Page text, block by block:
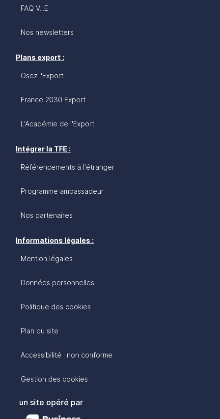
FAQ V.I.E
Nos newsletters
Plans export :
Osez l'Export
France 2030 Export
L'Académie de l'Export
Intégrer la TFE :
Référencements à l'étranger
Programme ambassadeur
Nos partenaires
Informations légales :
Mention légales
Données personnelles
Politique des cookies
Plan du site
Accessibilité : non conforme
Gestion des cookies
un site opéré par